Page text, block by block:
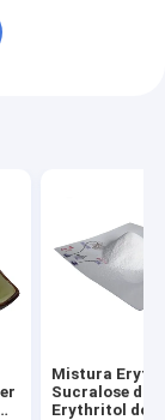
Mistura
Sucralose do
Erythritol do